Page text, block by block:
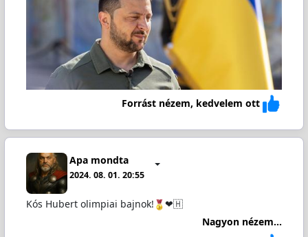
Forrást nézem, kedvelem ott
Apa mondta
2024. 08. 01. 20:55
Kós Hubert olimpiai bajnok!
❤🇭
Nagyon nézem...